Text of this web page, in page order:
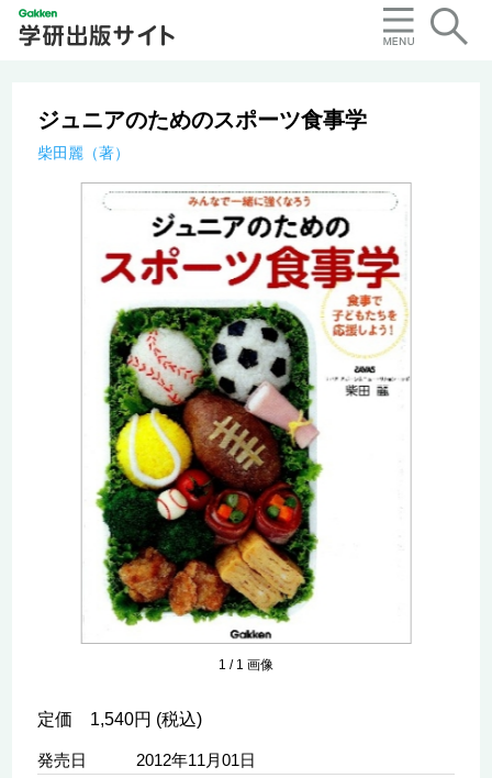
ジュニアのためのスポーツ食事学
柴田麗（著）
1 / 1 画像
定価 1,540円 (税込)
発売日
2012年11月01日